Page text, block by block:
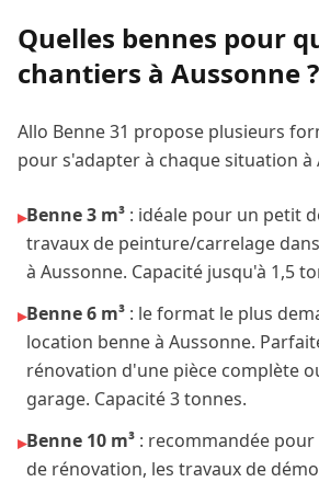
Quelles bennes pour
chantiers à Aussonne?
Allo Benne 31 propose plusieurs
pour s'adapter à chaque situation à
▸Benne 3 m³ : idéale pour un petit
travaux de peinture/carrelage
à Aussonne. Capacité jusqu'à 1,5
▸Benne 6 m³ : le format le plus
location benne à Aussonne.
rénovation d'une pièce complète
garage. Capacité 3 tonnes.
▸Benne 10 m³ : recommandée
de rénovation, les travaux de